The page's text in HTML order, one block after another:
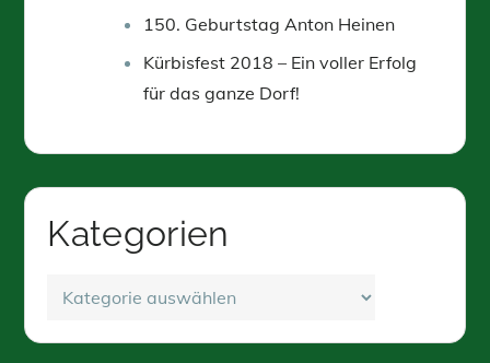
150. Geburtstag Anton Heinen
Kürbisfest 2018 – Ein voller Erfolg
für das ganze Dorf!
Kategorien
Kategorien